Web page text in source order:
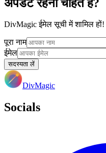
अपडेट रहना चाहते हैं?
DivMagic ईमेल सूची में शामिल हों!
पूरा नाम
ईमेल
सदस्यता लें
DivMagic
Socials